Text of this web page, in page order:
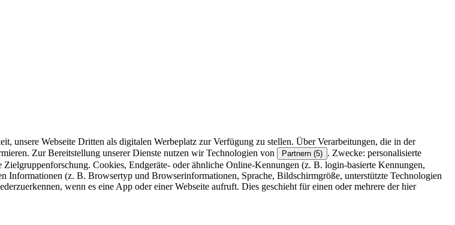
Webseite Dritten als digitalen Werbeplatz zur Verfügung zu stellen. Über Verarbeitungen, die in der
Zur Bereitstellung unserer Dienste nutzen wir Technologien von Partnern (5) . Zwecke: personalisierte
Cookies, Endgeräte- oder ähnliche Online-Kennungen (z. B. login-basierte Kennungen,
Informationen (z. B. Browsertyp und Browserinformationen, Sprache, Bildschirmgröße, unterstützte Technologien
wenn es eine App oder einer Webseite aufruft. Dies geschieht für einen oder mehrere der hier